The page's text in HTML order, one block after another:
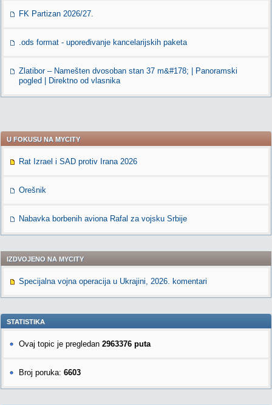
FK Partizan 2026/27.
.ods format - upoređivanje kancelarijskih paketa
Zlatibor – Namešten dvosoban stan 37 m&#178; | Panoramski
pogled | Direktno od vlasnika
U FOKUSU NA MYCITY
Rat Izrael i SAD protiv Irana 2026
Orešnik
Nabavka borbenih aviona Rafal za vojsku Srbije
IZDVOJENO NA MYCITY
Specijalna vojna operacija u Ukrajini, 2026. komentari
STATISTIKA
Ovaj topic je pregledan 2963376 puta
Broj poruka: 6603